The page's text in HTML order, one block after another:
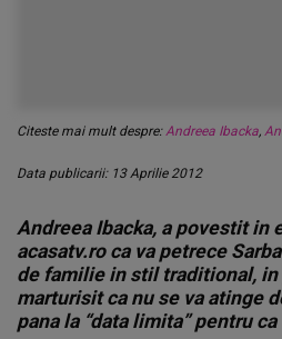
Citeste mai mult despre:Andreea Ibacka,
Data publicarii: 13 Aprilie 2012
Andreea Ibacka, a povestit in
acasatv.ro ca va petrece
de familie in stil traditional, in
marturisit ca nu se va atinge
pana la “data limita” pentru